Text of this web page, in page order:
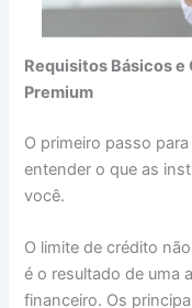
Requisitos Básicos
Premium
O primeiro passo
entender o que as
você.
O limite de crédito
é o resultado de uma
financeiro. Os